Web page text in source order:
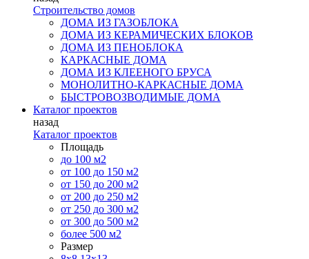
Строительство домов
ДОМА ИЗ ГАЗОБЛОКА
ДОМА ИЗ КЕРАМИЧЕСКИХ БЛОКОВ
ДОМА ИЗ ПЕНОБЛОКА
КАРКАСНЫЕ ДОМА
ДОМА ИЗ КЛЕЕНОГО БРУСА
МОНОЛИТНО-КАРКАСНЫЕ ДОМА
БЫСТРОВОЗВОДИМЫЕ ДОМА
Каталог проектов
назад
Каталог проектов
Площадь
до 100 м2
от 100 до 150 м2
от 150 до 200 м2
от 200 до 250 м2
от 250 до 300 м2
от 300 до 500 м2
более 500 м2
Размер